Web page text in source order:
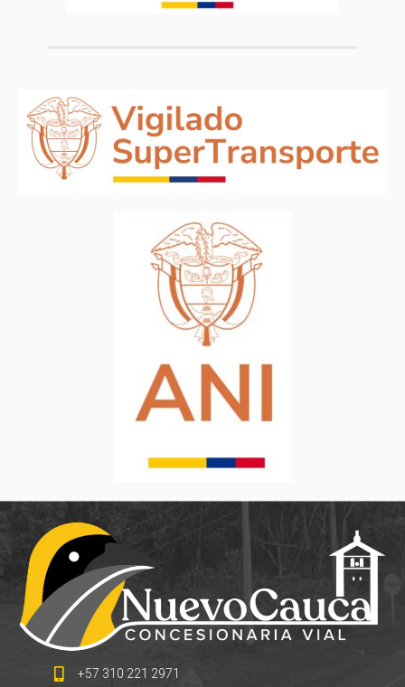
+57 310 221 2971